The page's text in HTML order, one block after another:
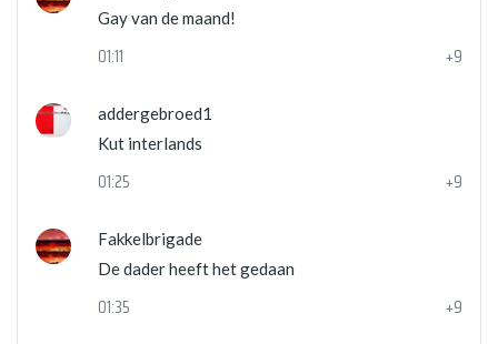
Gay van de maand!
01:11 +9
addergebroed1
Kut interlands
01:25 +9
Fakkelbrigade
De dader heeft het gedaan
01:35 +9